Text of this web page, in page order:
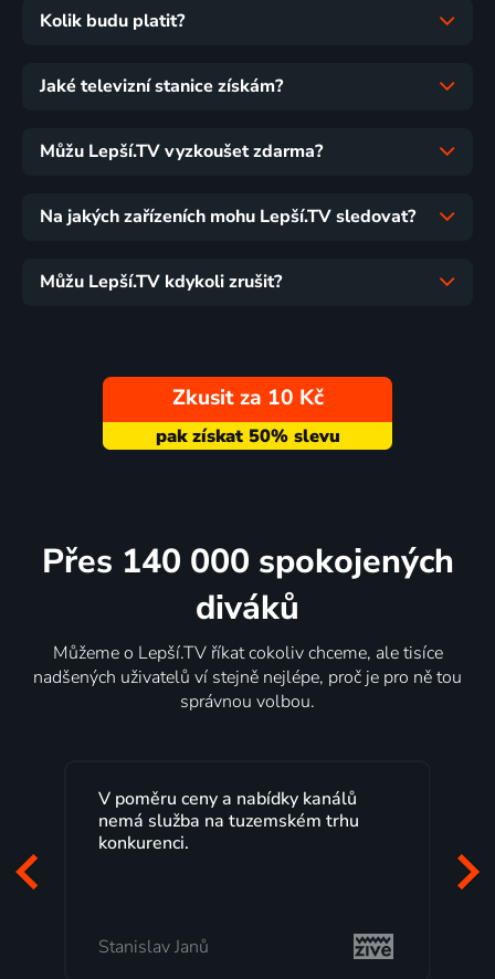
Kolik budu platit?
Jaké televizní stanice získám?
Můžu Lepší.TV vyzkoušet zdarma?
Na jakých zařízeních mohu Lepší.TV sledovat?
Můžu Lepší.TV kdykoli zrušit?
Zkusit za 10 Kč
Přes 140 000 spokojených
diváků
Můžeme o Lepší.TV říkat cokoliv chceme, ale tisíce
nadšených uživatelů ví stejně nejlépe, proč je pro ně tou
správnou volbou.
V poměru ceny a nabídky kanálů
nemá služba na tuzemském trhu
konkurenci.
Stanislav Janů